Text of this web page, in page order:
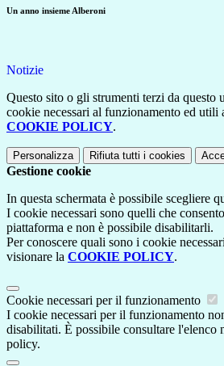
Un anno insieme Alberoni
Notizie
Questo sito o gli strumenti terzi da questo
cookie necessari al funzionamento ed
COOKIE POLICY.
Personalizza Rifiuta tutti i cookies
Gestione cookie
In questa schermata è possibile scegliere
I cookie necessari sono quelli che
piattaforma e non è possibile disabilitarli.
Per conoscere quali sono i cookie
visionare la COOKIE POLICY.
Cookie necessari per il funzionamento
I cookie necessari per il funzionamento
disabilitati. È possibile consultare l'elenco
policy.